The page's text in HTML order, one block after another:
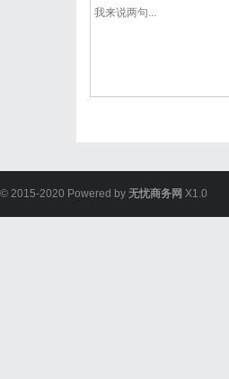
© 2015-2020 Powered by 无忧商务网 X1.0